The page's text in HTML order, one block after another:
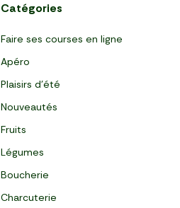
Catégories
Faire ses courses en ligne
Apéro
Plaisirs d'été
Nouveautés
Fruits
Légumes
Boucherie
Charcuterie